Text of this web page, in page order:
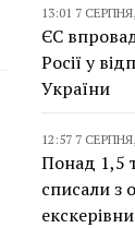
13:01 7
ЄС
Росії у
України
12:57 7
Понад 1,5
списали з